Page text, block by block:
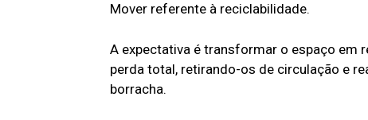
Mover referente à reciclabilidade.
A expectativa é transformar o espaço em
perda total, retirando-os de circulação e
borracha.